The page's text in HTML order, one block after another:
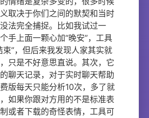
取决于你们之间的默契和当时
法完全捕捉。比如我试过一
手上面一颗心加“晚安”，工具
束”，但后来我发现人家其实就
只是不好意思直说。其次，它
聊天记录，对于实时聊天帮助
版每天只能分析10次，多了就
如果你跟对方用的不是标准表
或者下载的奇怪表情，工具可